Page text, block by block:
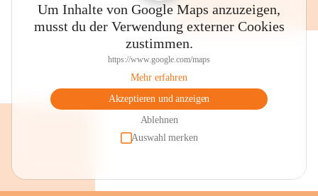
Um Inhalte von Google Maps anzuzeigen,
musst du der Verwendung externer Cookies
zustimmen.
https://www.google.com/maps
Mehr erfahren
Akzeptieren und anzeigen
Ablehnen
Auswahl merken